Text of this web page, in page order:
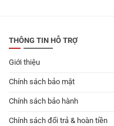
THÔNG TIN HỖ TRỢ
Giới thiệu
Chính sách bảo mật
Chính sách bảo hành
Chính sách đổi trả & hoàn tiền